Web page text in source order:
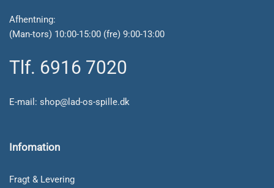
Afhentning:
(Man-tors) 10:00-15:00 (fre) 9:00-13:00
Tlf. 6916 7020
E-mail: shop@lad-os-spille.dk
Infomation
Fragt & Levering